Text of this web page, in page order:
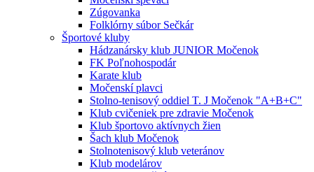
Zúgovanka
Folklórny súbor Sečkár
Športové kluby
Hádzanársky klub JUNIOR Močenok
FK Poľnohospodár
Karate klub
Močenskí plavci
Stolno-tenisový oddiel T. J Močenok "A+B+C"
Klub cvičeniek pre zdravie Močenok
Klub športovo aktívnych žien
Šach klub Močenok
Stolnotenisový klub veteránov
Klub modelárov